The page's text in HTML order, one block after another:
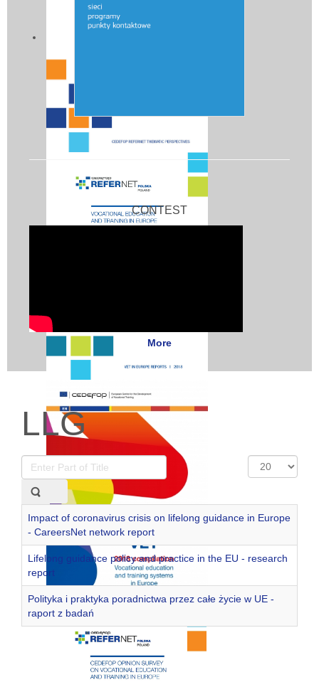
CONTEST
More
LLG
Enter
Part
Title
Display
#
Impact of coronavirus crisis on lifelong guidance in Europe
- CareersNet network report
Lifelong guidance policy and practice in the EU - research
report
Polityka i praktyka poradnictwa przez całe życie w UE -
raport z badań